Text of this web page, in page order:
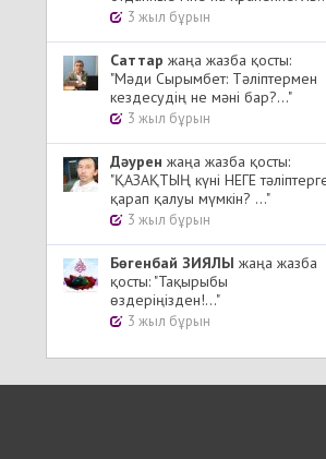
3 жыл бұрын
Cаттар жаңа жазба қосты:
"Мәди Сырымбет: Тәліптермен
кездесудің не мәні бар?..."
3 жыл бұрын
Дәурен жаңа жазба қосты:
"ҚАЗАҚТЫҢ күні НЕГЕ
қарап қалуы мүмкін? ..."
3 жыл бұрын
Бөгенбай ЗИЯЛЫ жаңа жазба
қосты: "Тақырыбы
өздеріңізден!..."
3 жыл бұрын